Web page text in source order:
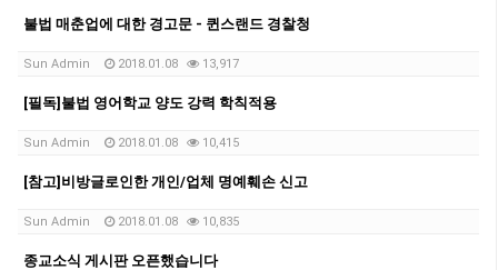
불법 매춘업에 대한 경고문 - 퀸스랜드 경찰청
Sun Admin 2018.01.08 13,917
[필독]불법 영어학교 양도 강력 학칙적용
Sun Admin 2018.01.08 10,415
[참고]비방글로인한 개인/업체 명예훼손 신고
Sun Admin 2018.01.08 10,835
종교소식 게시판 오픈했습니다